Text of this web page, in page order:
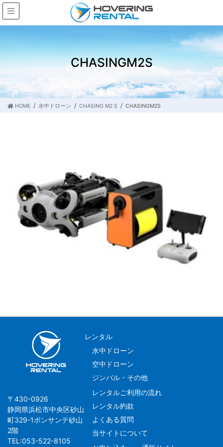
CHASINGM2S
HOME 水中ドローン CHASING M2 S CHASINGM2S
〒430-0926
静岡県浜松市中央区砂山
町329-1ボンサンテ砂山
2階
TEL:053-522-8105
レンタル
水中ドローン
空中ドローン
ジンバル・その他
レンタルご利用の流れ
レンタル約款
よくある質問
当サイトについて